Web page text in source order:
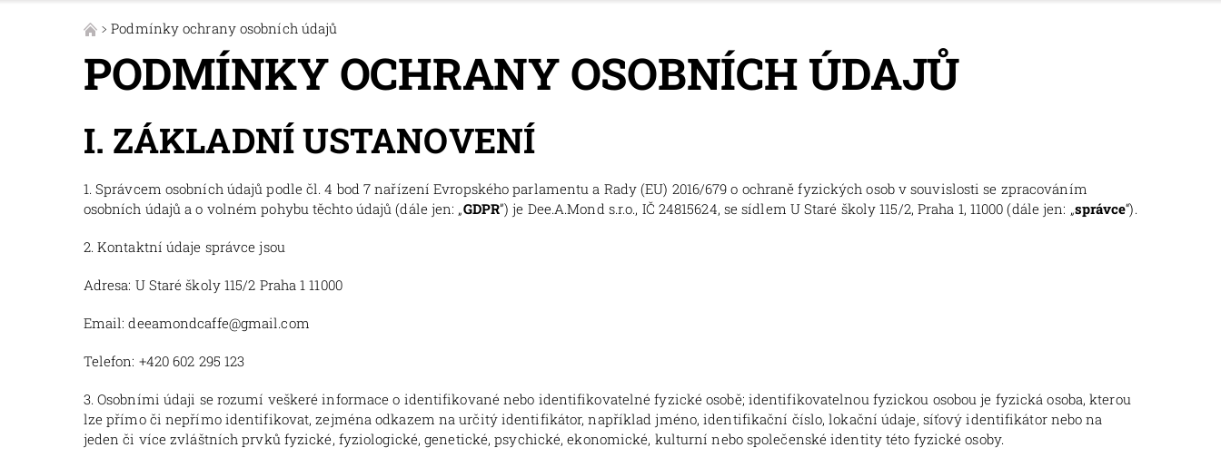
Podmínky ochrany osobních údajů
PODMÍNKY OCHRANY OSOBNÍCH ÚDAJŮ
I. ZÁKLADNÍ USTANOVENÍ
1. Správcem osobních údajů podle čl. 4 bod 7 nařízení Evropského parlamentu a Rady (EU) 2016/679 o ochraně fyzických osob v souvislosti se zpracováním
osobních údajů a o volném pohybu těchto údajů (dále jen: „GDPR”) je Dee.A.Mond s.r.o., IČ 24815624, se sídlem U Staré školy 115/2, Praha 1, 11000 (dále jen: „správce“).
2. Kontaktní údaje správce jsou
Adresa: U Staré školy 115/2 Praha 1 11000
Email: deeamondcaffe@gmail.com
Telefon: +420 602 295 123
3. Osobními údaji se rozumí veškeré informace o identifikované nebo identifikovatelné fyzické osobě; identifikovatelnou fyzickou osobou je fyzická osoba, kterou
lze přímo či nepřímo identifikovat, zejména odkazem na určitý identifikátor, například jméno, identifikační číslo, lokační údaje, síťový identifikátor nebo na
jeden či více zvláštních prvků fyzické, fyziologické, genetické, psychické, ekonomické, kulturní nebo společenské identity této fyzické osoby.